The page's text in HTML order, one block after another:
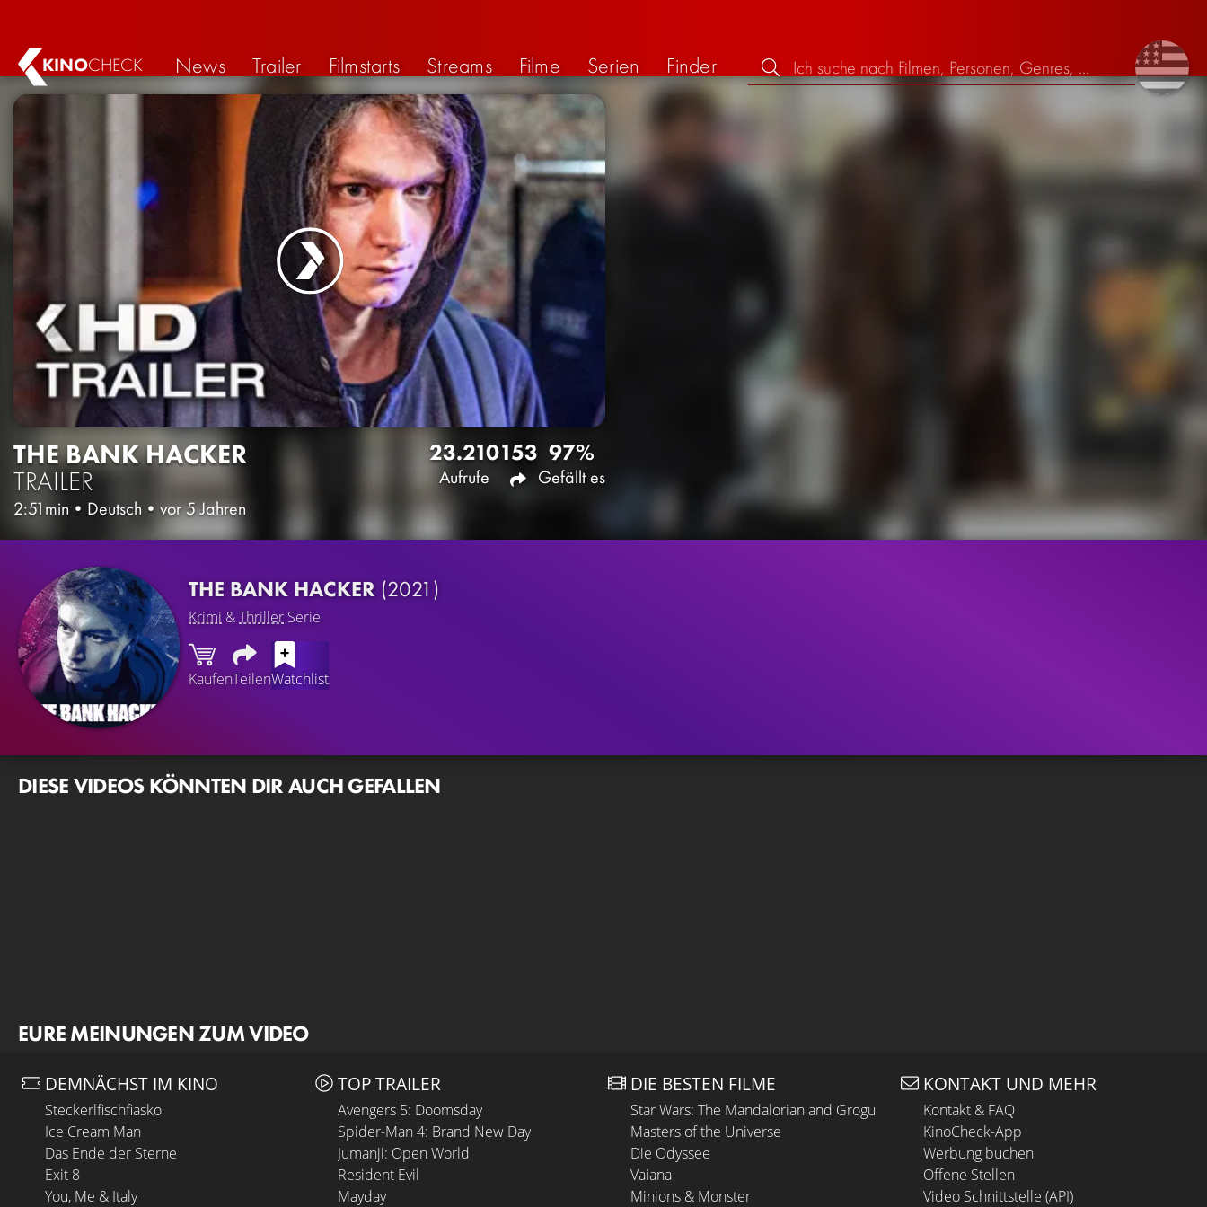
KINOCHECK News Trailer Filmstarts Streams Filme Serien Finder
THE BANK HACKER
TRAILER
2:51min • Deutsch • vor 5 Jahren
23.210
Aufrufe
153 97%
Gefällt es
THE BANK HACKER (2021)
Krimi &Thriller Serie
KaufenTeilenWatchlist
DIESE VIDEOS KÖNNTEN DIR AUCH GEFALLEN
EURE MEINUNGEN ZUM VIDEO
DEMNÄCHST IM KINO
Steckerlfischfiasko
Ice Cream Man
Das Ende der Sterne
Exit 8
You, Me & Italy
TOP TRAILER
Avengers 5: Doomsday
Spider-Man 4: Brand New Day
Jumanji: Open World
Resident Evil
Mayday
DIE BESTEN FILME
Star Wars: The Mandalorian and Grogu
Masters of the Universe
Die Odyssee
Vaiana
Minions & Monster
KONTAKT UND MEHR
Kontakt & FAQ
KinoCheck-App
Werbung buchen
Offene Stellen
Video Schnittstelle (API)